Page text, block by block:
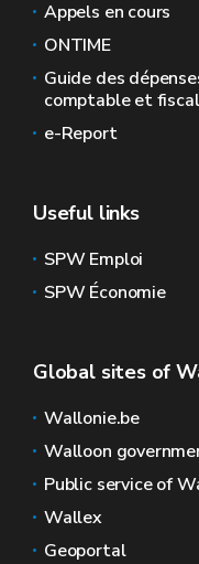
Appels en cours
ONTIME
Guide des
comptable et
e-Report
Useful links
SPW Emploi
SPW Économie
Global sites of
Wallonie.be
Walloon
Public service of
Wallex
Geoportal